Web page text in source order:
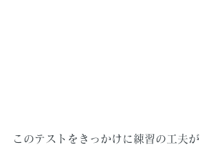
このテストをきっかけに練習の工夫が